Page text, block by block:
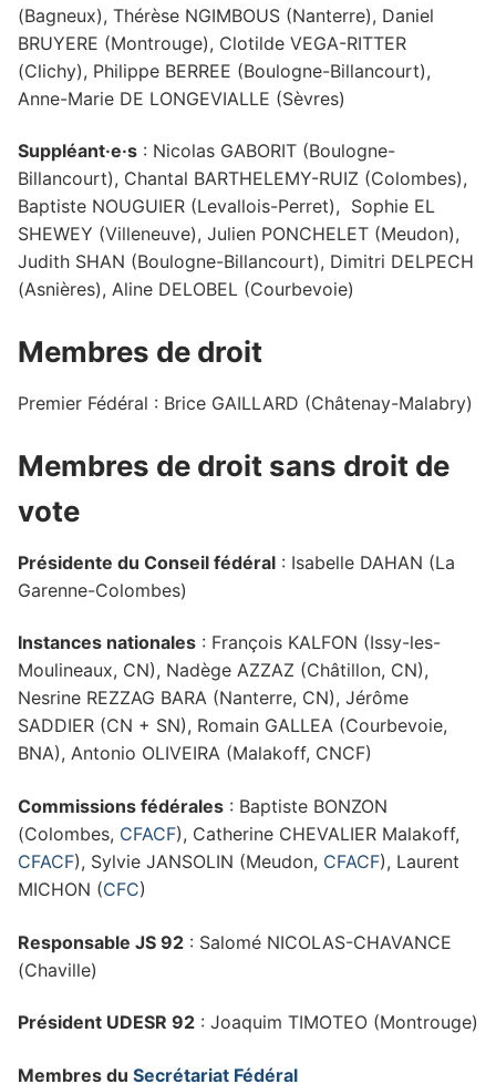
(Bagneux), Thérèse NGIMBOUS (Nanterre), Daniel
BRUYERE (Montrouge), Clotilde VEGA-RITTER
(Clichy), Philippe BERREE (Boulogne-Billancourt),
Anne-Marie DE LONGEVIALLE (Sèvres)
Suppléant·e·s : Nicolas GABORIT (Boulogne-
Billancourt), Chantal BARTHELEMY-RUIZ (Colombes),
Baptiste NOUGUIER (Levallois-Perret), Sophie EL
SHEWEY (Villeneuve), Julien PONCHELET (Meudon),
Judith SHAN (Boulogne-Billancourt), Dimitri DELPECH
(Asnières), Aline DELOBEL (Courbevoie)
Membres de droit
Premier Fédéral : Brice GAILLARD (Châtenay-Malabry)
Membres de droit sans droit de
vote
Présidente du Conseil fédéral : Isabelle DAHAN (La
Garenne-Colombes)
Instances nationales : François KALFON (Issy-les-
Moulineaux, CN), Nadège AZZAZ (Châtillon, CN),
Nesrine REZZAG BARA (Nanterre, CN), Jérôme
SADDIER (CN + SN), Romain GALLEA (Courbevoie,
BNA), Antonio OLIVEIRA (Malakoff, CNCF)
Commissions fédérales : Baptiste BONZON
(Colombes, CFACF), Catherine CHEVALIER Malakoff,
CFACF), Sylvie JANSOLIN (Meudon, CFACF), Laurent
MICHON (CFC)
Responsable JS 92 : Salomé NICOLAS-CHAVANCE
(Chaville)
Président UDESR 92 : Joaquim TIMOTEO (Montrouge)
Membres du Secrétariat Fédéral